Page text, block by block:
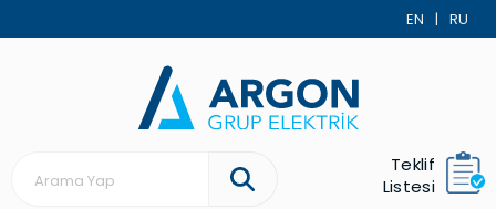
EN | RU
Teklif
Listesi